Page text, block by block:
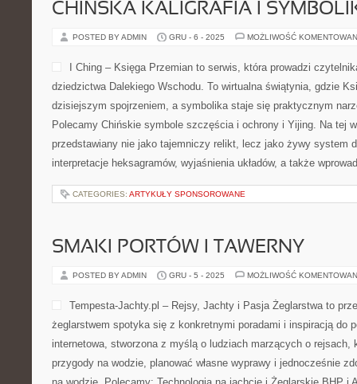
CHIŃSKA KALIGRAFIA I
POSTED BY ADMIN GRU - 6 - 2025 MOŻLIWOŚĆ
I Ching – Księga Przemian to serwis, która prowadzi
dziedzictwa Dalekiego Wschodu. To wirtualna świątynia, gdzie
dzisiejszym spojrzeniem, a symbolika staje się praktycznym
Polecamy Chińskie symbole szczęścia i ochrony i Yijing. Na tej
przedstawiany nie jako tajemniczy relikt, lecz jako żywy system
interpretacje heksagramów, wyjaśnienia układów, a także
CATEGORIES: ARTYKUŁY SPONSOROWANE
SMAKI PORTÓW I TAWERNY
POSTED BY ADMIN GRU - 5 - 2025 MOŻLIWOŚĆ
Tempesta-Jachty.pl – Rejsy, Jachty i Pasja Żeglarstwa to
żeglarstwem spotyka się z konkretnymi poradami i inspiracją do
internetowa, stworzona z myślą o ludziach marzących o rejsach,
przygody na wodzie, planować własne wyprawy i jednocześnie